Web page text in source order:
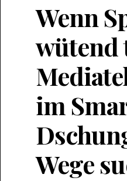
Wenn
wütend
im
Wege